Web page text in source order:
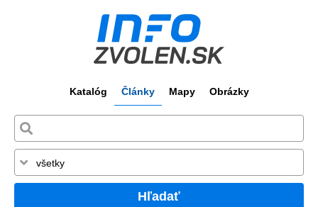
Katalóg Články Mapy Obrázky
Hľadať